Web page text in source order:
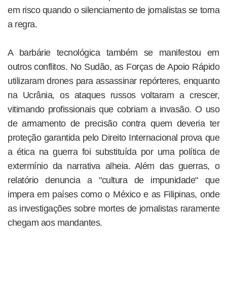
em risco quando o silenciamento de jornalistas se torna
a regra.
A barbárie tecnológica também se manifestou em
outros conflitos. No Sudão, as Forças de Apoio Rápido
utilizaram drones para assassinar repórteres, enquanto
na Ucrânia, os ataques russos voltaram a crescer,
vitimando profissionais que cobriam a invasão. O uso
de armamento de precisão contra quem deveria ter
proteção garantida pelo Direito Internacional prova que
a ética na guerra foi substituída por uma política de
extermínio da narrativa alheia. Além das guerras, o
relatório denuncia a "cultura de impunidade" que
impera em países como o México e as Filipinas, onde
as investigações sobre mortes de jornalistas raramente
chegam aos mandantes.